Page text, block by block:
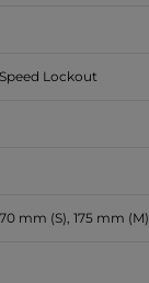
Lockout
mm (S), 175 mm (M)